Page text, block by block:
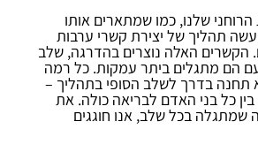
שלנו, כמו שמתארים אותו
תהליך של יצירת קשרי ערבות
הקשרים האלה נוצרים בהדרגה, שלב
הם מתגלים ביתר עמקות. כל רמה
בדרך לשלב הסופי בתהליך –
בין כל בני האדם לבריאה כולה. את
בכל שלב, אנו חוגגים